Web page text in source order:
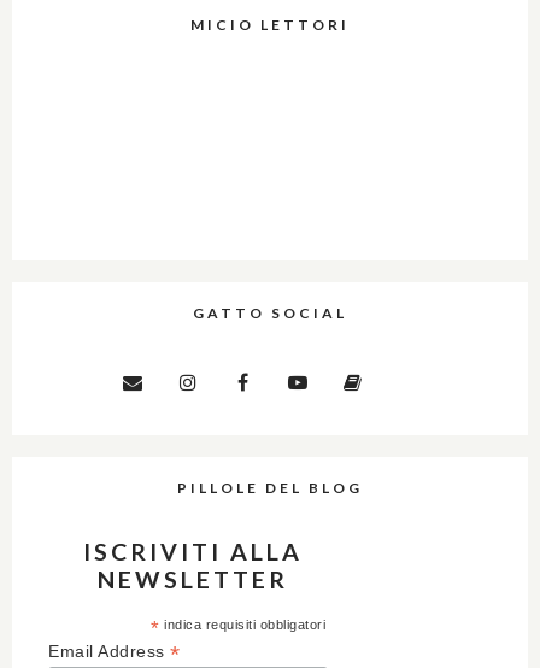
MICIO LETTORI
GATTO SOCIAL
PILLOLE DEL BLOG
ISCRIVITI ALLA
NEWSLETTER
* indica requisiti obbligatori
Email Address *